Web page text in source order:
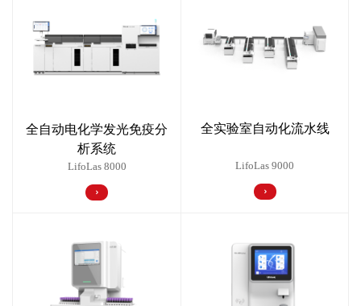
全自动电化学发光免疫分
析系统
LifoLas 8000
全实验室自动化流水线
LifoLas 9000